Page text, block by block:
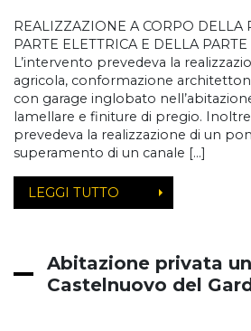
REALIZZAZIONE A CORPO DELLA
PARTE ELETTRICA E DELLA
L’intervento prevedeva la
agricola, conformazione
con garage inglobato
lamellare e finiture di pregio.
prevedeva la realizzazione di un
superamento di un canale […]
LEGGI TUTTO
Abitazione privata
Castelnuovo del